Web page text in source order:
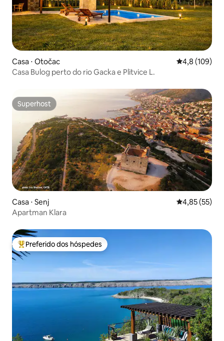
Casa ⋅ Otočac 4,8 de uma
4,8 (109)
Casa Bulog perto do rio Gacka e Plitvice L.
Superhost
Superhost
Casa ⋅ Senj 4,85 de uma
4,85 (55)
Apartman Klara
Entre os melhores preferidos dos hóspedes
Preferido dos hóspedes